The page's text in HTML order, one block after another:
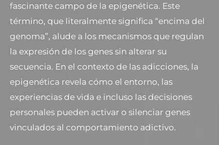
fascinante campo de la epigenética. Este
término, que literalmente significa “encima del
genoma”, alude a los mecanismos que regulan
la expresión de los genes sin alterar su
secuencia. En el contexto de las adicciones, la
epigenética revela cómo el entorno, las
experiencias de vida e incluso las decisiones
personales pueden activar o silenciar genes
vinculados al comportamiento adictivo.